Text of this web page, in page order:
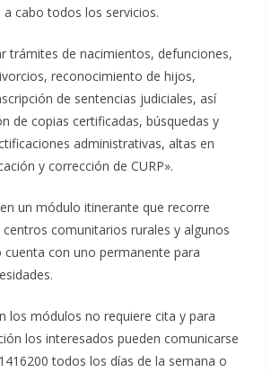
a cabo todos los servicios.
trámites de nacimientos, defunciones,
reconocimiento de hijos,
de sentencias judiciales, así
de copias certificadas, búsquedas y
administrativas, altas en
y corrección de CURP».
un módulo itinerante que recorre
comunitarios rurales y algunos
cuenta con uno permanente para
los módulos no requiere cita y para
los interesados pueden comunicarse
todos los días de la semana o